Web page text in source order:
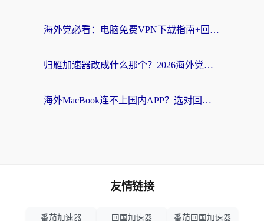
海外党必看：电脑免费VPN下载指南+回国加速器选择全攻略，告别地区限制
归雁加速器改成什么那个？2026海外党回国加速全攻略：告别地区限制，轻松刷剧玩游戏
海外MacBook连不上国内APP？选对回国VPN，告别地区限制的烦恼
友情链接
番茄加速器 回国加速器 番茄回国加速器